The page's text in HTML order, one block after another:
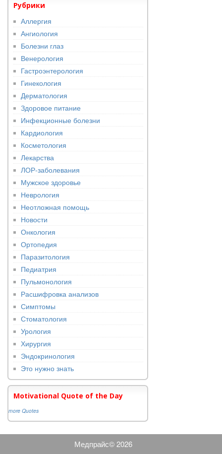
Рубрики
Аллергия
Ангиология
Болезни глаз
Венерология
Гастроэнтерология
Гинекология
Дерматология
Здоровое питание
Инфекционные болезни
Кардиология
Косметология
Лекарства
ЛОР-заболевания
Мужское здоровье
Неврология
Неотложная помощь
Новости
Онкология
Ортопедия
Паразитология
Педиатрия
Пульмонология
Расшифровка анализов
Симптомы
Стоматология
Урология
Хирургия
Эндокринология
Это нужно знать
Motivational Quote of the Day
more Quotes
Медпрайс© 2026